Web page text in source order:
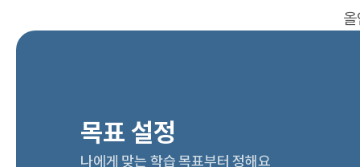
목표 설정
나에게 맞는 학습 목표부터 정해요